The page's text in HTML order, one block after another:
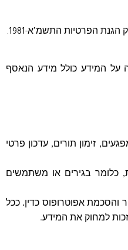
قسم
قسم
وحدة
הפרטיות התשמ"א-1981 .
על המידע כולל מידע הנאסף
זימון תורים, עדכון פרטי
כלומר בגירים או משתמשים
בו אינו מיועד לקטינים מתחת לגיל 18, אלא באישור והסכמת אפוטרופוס כדין. ככל
למחוק את המידע.